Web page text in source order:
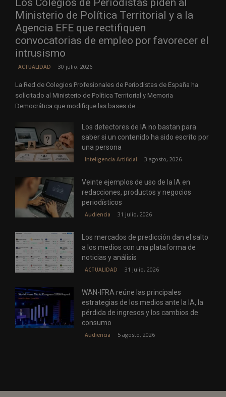
Los Colegios de Periodistas piden al
Ministerio de Política Territorial y a la
Agencia EFE que rectifiquen
convocatorias de empleo por favorecer el
intrusismo
ACTUALIDAD 30 julio, 2026
La Red de Colegios Profesionales de Periodistas de España ha
solicitado al Ministerio de Política Territorial y Memoria
Democrática que modifique las bases de...
Los detectores de IA no bastan para
saber si un contenido ha sido escrito por
una persona
Inteligencia Artificial 3 agosto, 2026
Veinte ejemplos de uso de la IA en
redacciones, productos y negocios
periodísticos
Audiencia 31 julio, 2026
Los mercados de predicción dan el salto
a los medios con una plataforma de
noticias y análisis
ACTUALIDAD 31 julio, 2026
WAN-IFRA reúne las principales
estrategias de los medios ante la IA, la
pérdida de ingresos y los cambios de
consumo
Audiencia 5 agosto, 2026